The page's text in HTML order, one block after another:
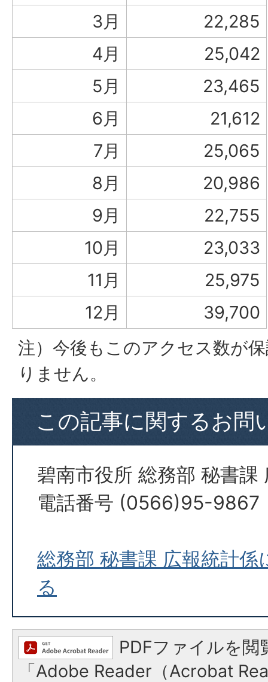
3月
22,285
4月
25,042
5月
23,465
6月
21,612
7月
25,065
8月
20,986
9月
22,755
10月
23,033
11月
25,975
12月
39,700
注）今後もこのアクセス数が
りません。
この記事に関するお問
碧南市役所 総務部 秘書課
電話番号 (0566)95-9867
総務部 秘書課 広報統計係
る
PDFファイルを閲
「Adobe Reader（Acrobat